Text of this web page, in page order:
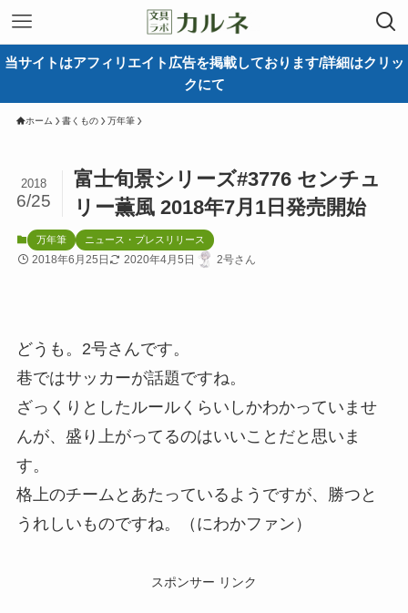
当サイトはアフィリエイト広告を掲載しております/詳細はクリッ
クにて
ホーム 書くもの 万年筆
富士旬景シリーズ#3776 センチュ
リー薫風 2018年7月1日発売開始
2018
6/25
万年筆 ニュース・プレスリリース
2018年6月25日 2020年4月5日 2号さん
どうも。2号さんです。
巷ではサッカーが話題ですね。
ざっくりとしたルールくらいしかわかっていませ
んが、盛り上がってるのはいいことだと思いま
す。
格上のチームとあたっているようですが、勝つと
うれしいものですね。（にわかファン）
スポンサー リンク